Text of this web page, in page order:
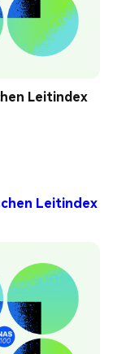
Leitindex
Leitindex